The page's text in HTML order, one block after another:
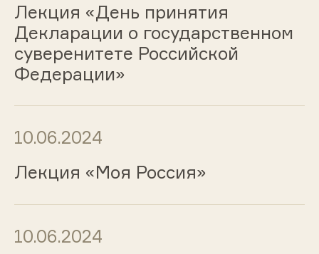
Лекция «День принятия
Декларации о государственном
суверенитете Российской
Федерации»
10.06.2024
Лекция «Моя Россия»
10.06.2024